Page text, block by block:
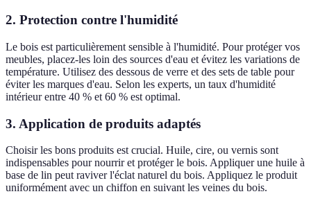
2. Protection contre l'humidité
Le bois est particulièrement sensible à l'humidité. Pour protéger vos
meubles, placez-les loin des sources d'eau et évitez les variations de
température. Utilisez des dessous de verre et des sets de table pour
éviter les marques d'eau. Selon les experts, un taux d'humidité
intérieur entre 40 % et 60 % est optimal.
3. Application de produits adaptés
Choisir les bons produits est crucial. Huile, cire, ou vernis sont
indispensables pour nourrir et protéger le bois. Appliquer une huile à
base de lin peut raviver l'éclat naturel du bois. Appliquez le produit
uniformément avec un chiffon en suivant les veines du bois.